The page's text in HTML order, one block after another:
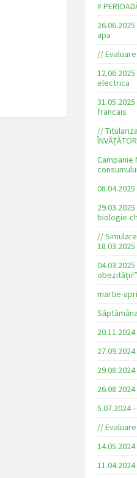
#
apa
//
electrica
francais
//
Campanie
biologie-
//
18.03.2025
obezității!”
martie-
26.08.2024
5.07.2024
//